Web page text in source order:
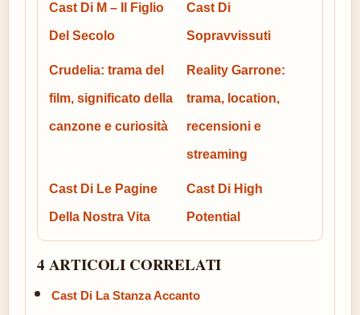
Cast Di M – Il Figlio
Del Secolo
Cast Di
Sopravvissuti
Crudelia: trama del
film, significato della
canzone e curiosità
Reality Garrone:
trama, location,
recensioni e
streaming
Cast Di Le Pagine
Della Nostra Vita
Cast Di High
Potential
4 ARTICOLI CORRELATI
Cast Di La Stanza Accanto